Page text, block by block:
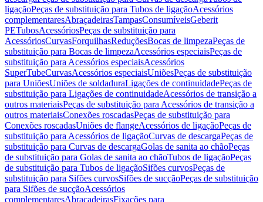
ligaçãoPeças de substituição para Tubos de ligaçãoAcessórios
complementaresAbraçadeirasTampasConsumíveisGeberit
PETubosAcessóriosPeças de substituição para
AcessóriosCurvasForquilhasReduçõesBocas de limpezaPeças de
substituição para Bocas de limpezaAcessórios especiaisPeças de
substituição para Acessórios especiaisAcessórios
SuperTubeCurvasAcessórios especiaisUniõesPeças de substituição
para UniõesUniões de soldaduraLigações de continuidadePeças de
substituição para Ligações de continuidadeAcessórios de transição a
outros materiaisPeças de substituição para Acessórios de transição a
outros materiaisConexões roscadasPeças de substituição para
Conexões roscadasUniões de flangeAcessórios de ligaçãoPeças de
substituição para Acessórios de ligaçãoCurvas de descargaPeças de
substituição para Curvas de descargaGolas de sanita ao chãoPeças
de substituição para Golas de sanita ao chãoTubos de ligaçãoPeças
de substituição para Tubos de ligaçãoSifões curvosPeças de
substituição para Sifões curvosSifões de sucçãoPeças de substituição
para Sifões de sucçãoAcessórios
complementaresAbraçadeirasFixações para